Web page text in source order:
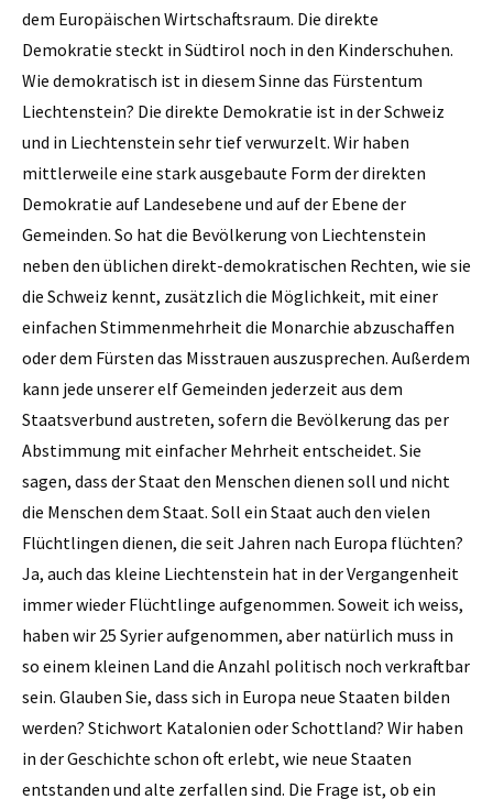
dem Europäischen Wirtschaftsraum. Die direkte
Demokratie steckt in Südtirol noch in den Kinderschuhen.
Wie demokratisch ist in diesem Sinne das Fürstentum
Liechtenstein? Die direkte Demokratie ist in der Schweiz
und in Liechtenstein sehr tief verwurzelt. Wir haben
mittlerweile eine stark ausgebaute Form der direkten
Demokratie auf Landesebene und auf der Ebene der
Gemeinden. So hat die Bevölkerung von Liechtenstein
neben den üblichen direkt-demokratischen Rechten, wie sie
die Schweiz kennt, zusätzlich die Möglichkeit, mit einer
einfachen Stimmenmehrheit die Monarchie abzuschaffen
oder dem Fürsten das Misstrauen auszusprechen. Außerdem
kann jede unserer elf Gemeinden jederzeit aus dem
Staatsverbund austreten, sofern die Bevölkerung das per
Abstimmung mit einfacher Mehrheit entscheidet. Sie
sagen, dass der Staat den Menschen dienen soll und nicht
die Menschen dem Staat. Soll ein Staat auch den vielen
Flüchtlingen dienen, die seit Jahren nach Europa flüchten?
Ja, auch das kleine Liechtenstein hat in der Vergangenheit
immer wieder Flüchtlinge aufgenommen. Soweit ich weiss,
haben wir 25 Syrier aufgenommen, aber natürlich muss in
so einem kleinen Land die Anzahl politisch noch verkraftbar
sein. Glauben Sie, dass sich in Europa neue Staaten bilden
werden? Stichwort Katalonien oder Schottland? Wir haben
in der Geschichte schon oft erlebt, wie neue Staaten
entstanden und alte zerfallen sind. Die Frage ist, ob ein